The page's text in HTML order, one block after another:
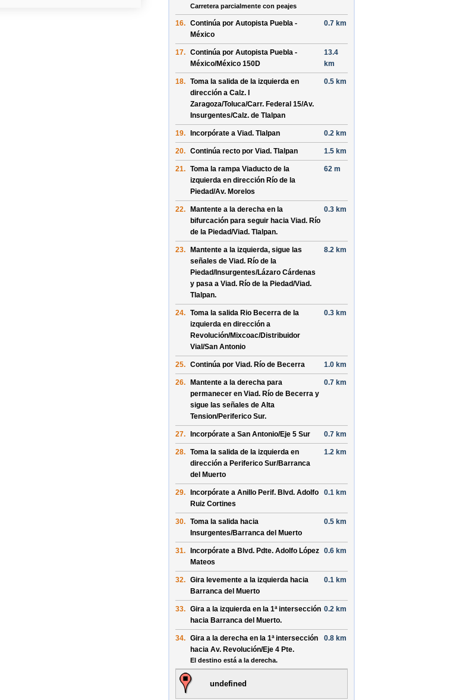
Carretera parcialmente con peajes
16. Continúa por Autopista Puebla -
México
0.7 km
17. Continúa por Autopista Puebla -
México/México 150D
13.4
km
18. Toma la salida de la izquierda en
dirección a Calz. I
Zaragoza/Toluca/Carr. Federal 15/Av.
Insurgentes/Calz. de Tlalpan
0.5 km
19. Incorpórate a Viad. Tlalpan 0.2 km
20. Continúa recto por Viad. Tlalpan 1.5 km
21. Toma la rampa Viaducto de la
izquierda en dirección Río de la
Piedad/Av. Morelos
62 m
22. Mantente a la derecha en la
bifurcación para seguir hacia Viad. Río
de la Piedad/Viad. Tlalpan.
0.3 km
23. Mantente a la izquierda, sigue las
señales de Viad. Río de la
Piedad/Insurgentes/Lázaro Cárdenas
y pasa a Viad. Río de la Piedad/Viad.
Tlalpan.
8.2 km
24. Toma la salida Rio Becerra de la
izquierda en dirección a
Revolución/Mixcoac/Distribuidor
Vial /San Antonio
0.3 km
25. Continúa por Viad. Río de Becerra 1.0 km
26. Mantente a la derecha para
permanecer en Viad. Río de Becerra y
sigue las señales de Alta
Tension/Periferico Sur.
0.7 km
27. Incorpórate a San Antonio/Eje 5 Sur 0.7 km
28. Toma la salida de la izquierda en
dirección a Periferico Sur/Barranca
del Muerto
1.2 km
29. Incorpórate a Anillo Perif. Blvd. Adolfo
Ruiz Cortines
0.1 km
30. Toma la salida hacia
Insurgentes/Barranca del Muerto
0.5 km
31. Incorpórate a Blvd. Pdte. Adolfo López
Mateos
0.6 km
32. Gira levemente a la izquierda hacia
Barranca del Muerto
0.1 km
33. Gira a la izquierda en la 1ª intersección
hacia Barranca del Muerto.
0.2 km
34. Gira a la derecha en la 1ª intersección
hacia Av. Revolución/Eje 4 Pte.
El destino está a la derecha.
0.8 km
undefined